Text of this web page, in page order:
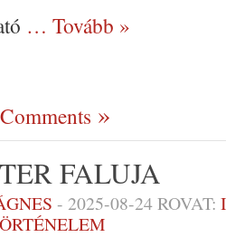
… Tovább »
FALUJA
- 2025-08-24ROVAT: